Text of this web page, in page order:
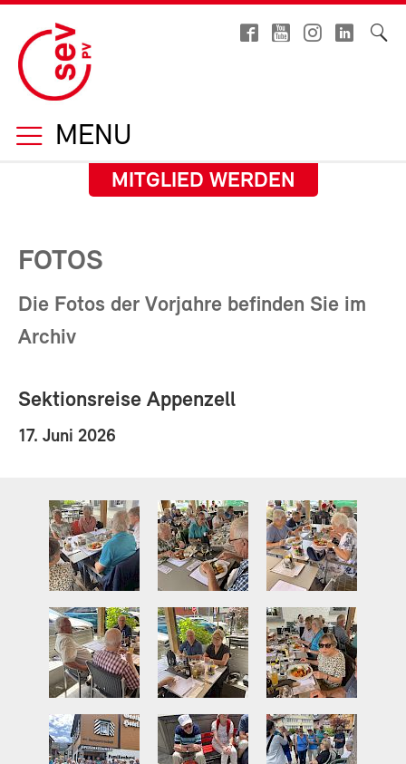
MENU
MITGLIED WERDEN
FOTOS
Die Fotos der Vorjahre befinden Sie im
Archiv
Sektionsreise Appenzell
17. Juni 2026